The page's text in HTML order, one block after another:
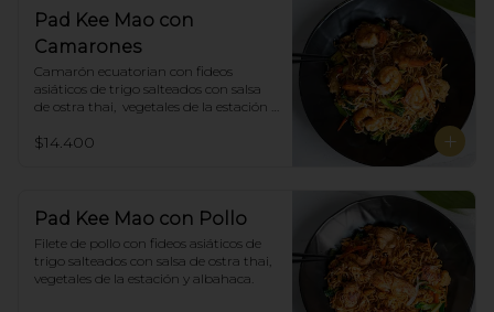
Pad Kee Mao con
Camarones
Camarón ecuatorian con fideos
asiáticos de trigo salteados con salsa
de ostra thai,  vegetales de la estación y
$14.400
Pad Kee Mao con Pollo
Filete de pollo con fideos asiáticos de
trigo salteados con salsa de ostra thai,
vegetales de la estación y albahaca.